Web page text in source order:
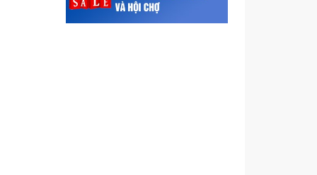
1 tại Văn bản đề nghị số IPK-
2607010 ngày...